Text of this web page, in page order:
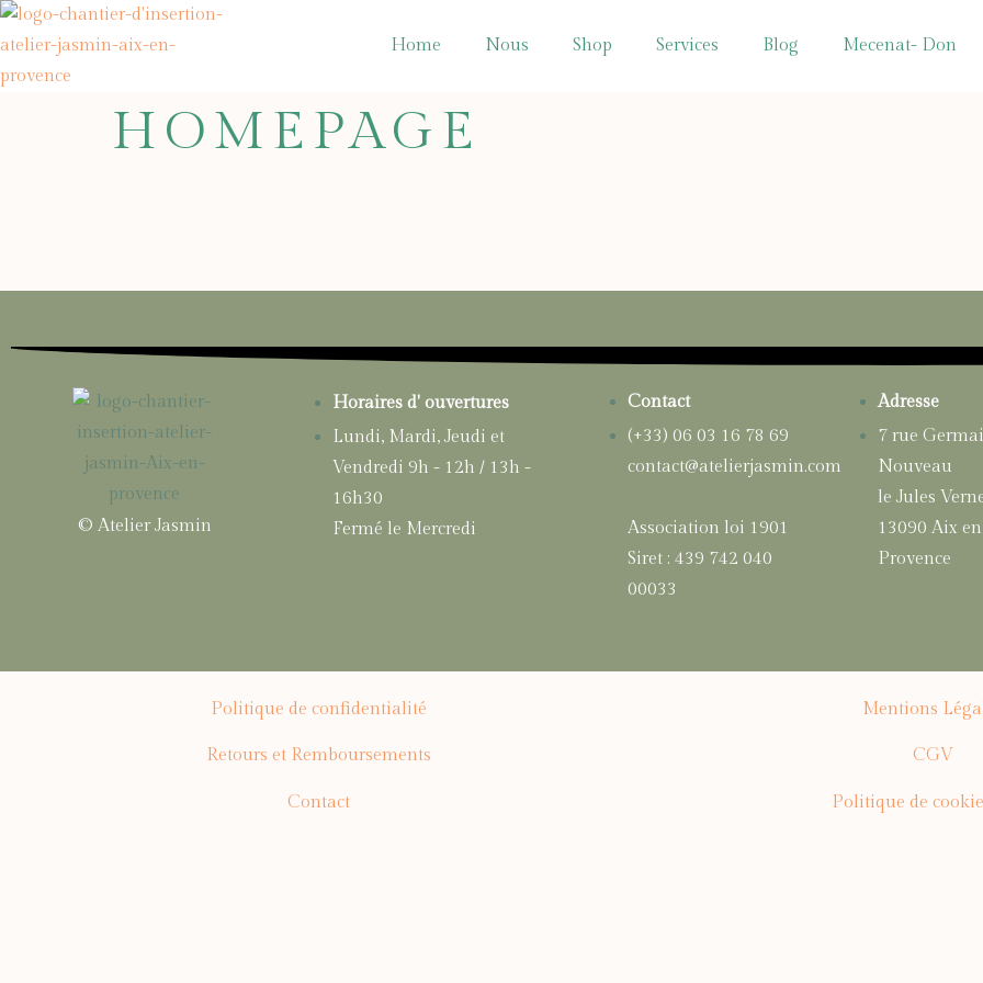
Home Nous Shop Services Blog Mecenat- Don
HOMEPAGE
© Atelier Jasmin
Horaires d' ouvertures
Lundi, Mardi, Jeudi et
Vendredi 9h - 12h / 13h -
16h30
Fermé le Mercredi
Contact
(+33) 06 03 16 78 69
contact@atelierjasmin.com
Association loi 1901
Siret : 439 742 040
00033
Adresse
7 rue
Nouveau
le Jules
13090 Aix en
Provence
Politique de confidentialité
Retours et Remboursements
Contact
Mentions
CGV
Politique de